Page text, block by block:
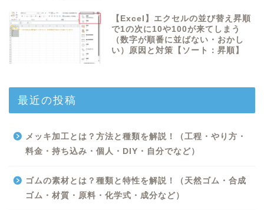
【Excel】エクセルの並び替え昇順
で1の次に10や100が来てしまう
（数字が順番に並ばない・おかし
い）原因と対策【ソート：昇順】
最近の投稿
メッキ加工とは？方法と種類を解説！（工程・やり方・
料金・持ち込み・個人・DIY・自分でなど）
ゴムの素材とは？種類と特性を解説！（天然ゴム・合成
ゴム・材質・原料・化学式・成分など）